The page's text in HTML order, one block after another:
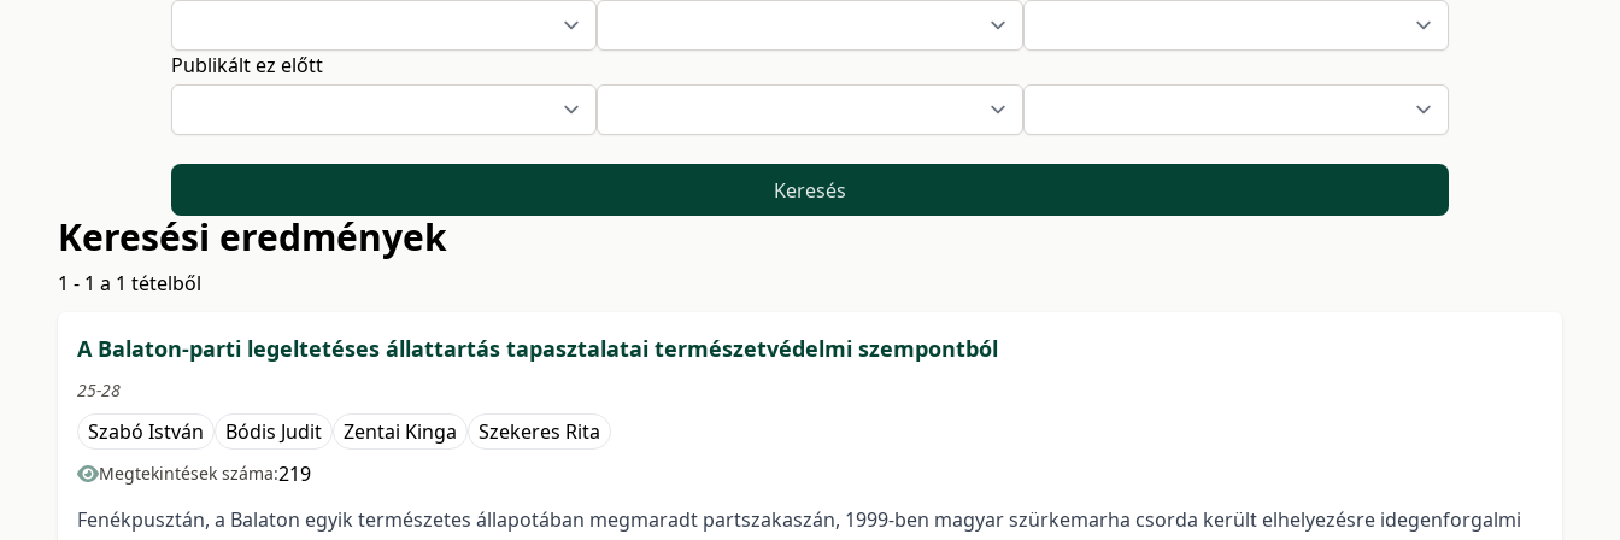
Publikált ez előtt
Keresés
Keresési eredmények
1 - 1 a 1 tételből
A Balaton-parti legeltetéses állattartás tapasztalatai természetvédelmi szempontból
25-28
Szabó István Bódis Judit Zentai Kinga Szekeres Rita
Megtekintések száma:219
Fenékpusztán, a Balaton egyik természetes állapotában megmaradt partszakaszán, 1999-ben magyar szürkemarha csorda került elhelyezésre idegenforgalmi